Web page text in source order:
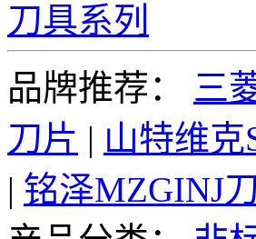
刀具系列
品牌推荐：
三
刀片 | 山特维
| 铭泽MZGINJ